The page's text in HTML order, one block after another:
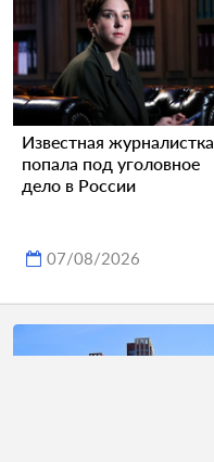
Известная журналистка
попала под уголовное
дело в России
07/08/2026